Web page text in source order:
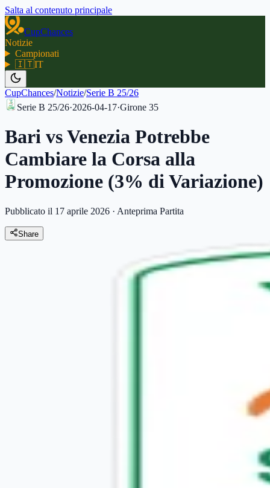
Salta al contenuto principale
CupChances
Notizie
Campionati
🇮🇹IT
CupChances/Notizie/Serie B 25/26
Serie B 25/26·2026-04-17·Girone 35
Bari vs Venezia Potrebbe
Cambiare la Corsa alla
Promozione (3% di Variazione)
Pubblicato il 17 aprile 2026 · Anteprima Partita
Share